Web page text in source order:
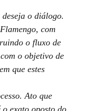
o diálogo.
com
o fluxo de
o objetivo de
que estes
Ato que
exato oposto do